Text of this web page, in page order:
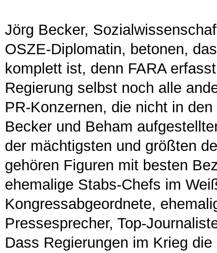
Jörg Becker,
OSZE-Diplomatin, betonen,
komplett ist, denn FARA
Regierung selbst noch alle
PR-Konzernen, die nicht in
Becker und Beham
der mächtigsten und größten
gehören Figuren mit besten
ehemalige Stabs-Chefs im
Kongressabgeordnete,
Pressesprecher, Top-
Dass Regierungen im Krieg